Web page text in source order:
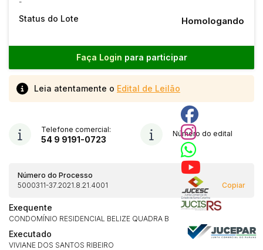
Status do Lote Homologando
Faça Login para participar
Leia atentamente o Edital de Leilão
Telefone comercial:
54 9 9191-0723
Número do edital
Número do Processo
5000311-37.2021.8.21.4001
Copiar
Exequente
CONDOMÍNIO RESIDENCIAL BELIZE QUADRA B
Executado
VIVIANE DOS SANTOS RIBEIRO